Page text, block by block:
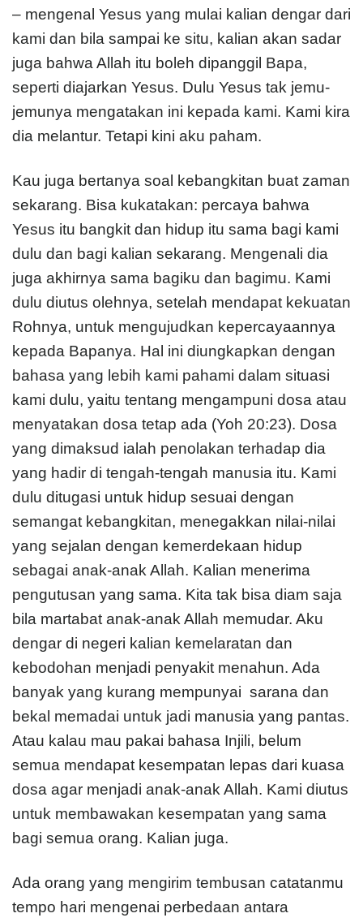
– mengenal Yesus yang mulai kalian dengar dari
kami dan bila sampai ke situ, kalian akan sadar
juga bahwa Allah itu boleh dipanggil Bapa,
seperti diajarkan Yesus. Dulu Yesus tak jemu-
jemunya mengatakan ini kepada kami. Kami kira
dia melantur. Tetapi kini aku paham.
Kau juga bertanya soal kebangkitan buat zaman
sekarang. Bisa kukatakan: percaya bahwa
Yesus itu bangkit dan hidup itu sama bagi kami
dulu dan bagi kalian sekarang. Mengenali dia
juga akhirnya sama bagiku dan bagimu. Kami
dulu diutus olehnya, setelah mendapat kekuatan
Rohnya, untuk mengujudkan kepercayaannya
kepada Bapanya. Hal ini diungkapkan dengan
bahasa yang lebih kami pahami dalam situasi
kami dulu, yaitu tentang mengampuni dosa atau
menyatakan dosa tetap ada (Yoh 20:23). Dosa
yang dimaksud ialah penolakan terhadap dia
yang hadir di tengah-tengah manusia itu. Kami
dulu ditugasi untuk hidup sesuai dengan
semangat kebangkitan, menegakkan nilai-nilai
yang sejalan dengan kemerdekaan hidup
sebagai anak-anak Allah. Kalian menerima
pengutusan yang sama. Kita tak bisa diam saja
bila martabat anak-anak Allah memudar. Aku
dengar di negeri kalian kemelaratan dan
kebodohan menjadi penyakit menahun. Ada
banyak yang kurang mempunyai sarana dan
bekal memadai untuk jadi manusia yang pantas.
Atau kalau mau pakai bahasa Injili, belum
semua mendapat kesempatan lepas dari kuasa
dosa agar menjadi anak-anak Allah. Kami diutus
untuk membawakan kesempatan yang sama
bagi semua orang. Kalian juga.
Ada orang yang mengirim tembusan catatanmu
tempo hari mengenai perbedaan antara